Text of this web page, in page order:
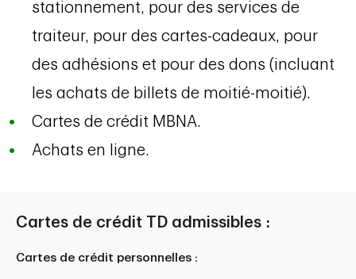
stationnement, pour des services de
traiteur, pour des cartes-cadeaux, pour
des adhésions et pour des dons (incluant
les achats de billets de moitié-moitié).
Cartes de crédit MBNA.
Achats en ligne.
Cartes de crédit TD admissibles :
Cartes de crédit personnelles :